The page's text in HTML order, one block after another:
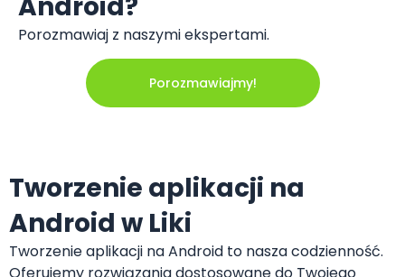
Porozmawiaj z naszymi ekspertami.
Porozmawiajmy!
Tworzenie aplikacji na
Android w Liki
Tworzenie aplikacji na Android to nasza codzienność.